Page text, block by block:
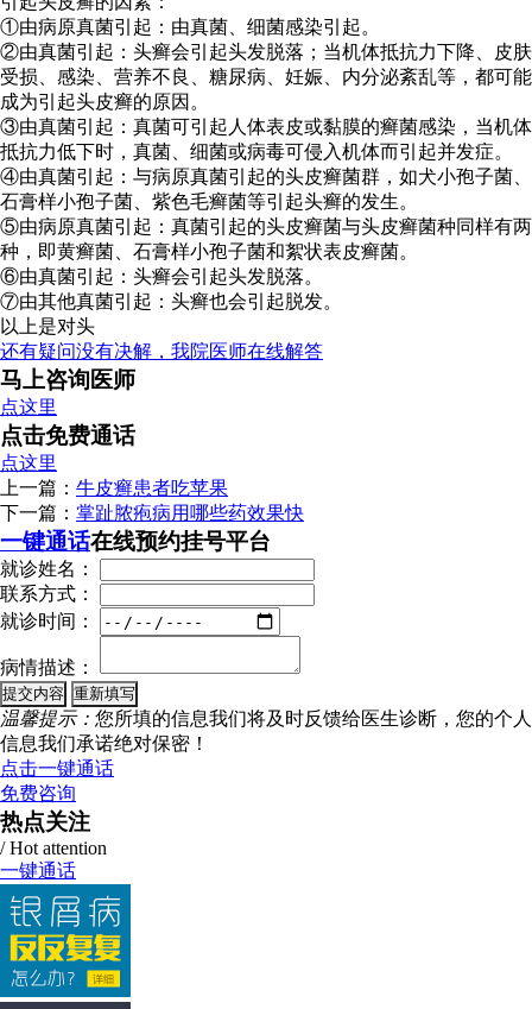
①由病原真菌引起：由真菌、细菌感染引起。
②由真菌引起：头癣会引起头发脱落；当机体抵抗力下降、皮肤
受损、感染、营养不良、糖尿病、妊娠、内分泌紊乱等，都可能
成为引起头皮癣的原因。
③由真菌引起：真菌可引起人体表皮或黏膜的癣菌感染，当机体
抵抗力低下时，真菌、细菌或病毒可侵入机体而引起并发症。
④由真菌引起：与病原真菌引起的头皮癣菌群，如犬小孢子菌、
石膏样小孢子菌、紫色毛癣菌等引起头癣的发生。
⑤由病原真菌引起：真菌引起的头皮癣菌与头皮癣菌种同样有两
种，即黄癣菌、石膏样小孢子菌和絮状表皮癣菌。
⑥由真菌引起：头癣会引起头发脱落。
⑦由其他真菌引起：头癣也会引起脱发。
以上是对头
还有疑问没有决解，我院医师在线解答
马上咨询医师
点这里
点击免费通话
点这里
上一篇： 牛皮癣患者吃苹果
下一篇： 掌趾脓疱病用哪些药效果快
一键通话在线预约挂号平台
就诊姓名：
联系方式：
就诊时间：
病情描述：
温馨提示： 您所填的信息我们将及时反馈给医生诊断，您的个人
信息我们承诺绝对保密！
点击一键通话
免费咨询
热点关注
/ Hot attention
一键通话